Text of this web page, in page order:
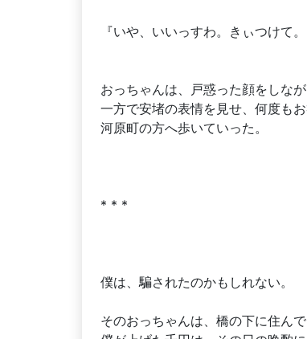
『いや、いいっすわ。きぃつけて。
おっちゃんは、戸惑った顔をしなが
一方で安堵の表情を見せ、何度もお
河原町の方へ歩いていった。
* * *
僕は、騙されたのかもしれない。
そのおっちゃんは、橋の下に住ん